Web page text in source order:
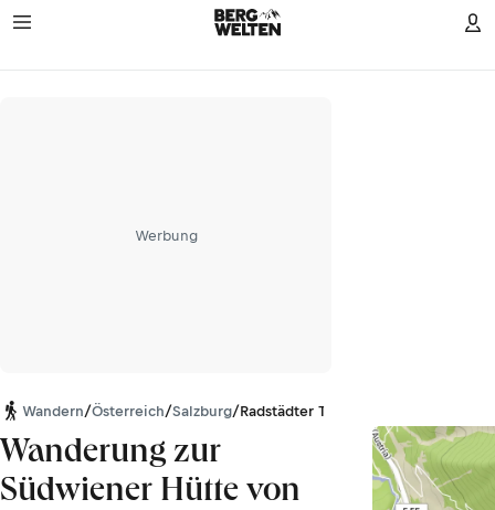
Werbung
Wandern/Österreich/Salzburg/Radstädter Tauern
Wanderung zur
Südwiener Hütte von